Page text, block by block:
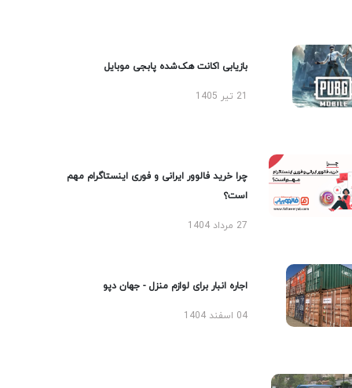
بازیابی اکانت هک‌شده پابجی موبایل
چرا خرید فالوور ایرانی و فوری اینستاگرام مهم
است؟
27 مرداد 1404
اجاره انبار برای لوازم منزل - جهان دپو
04 اسفند 1404